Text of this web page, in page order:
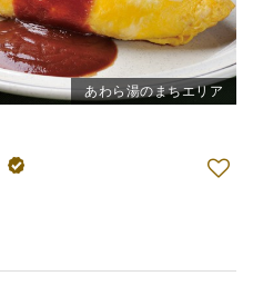
あわら湯のまちエリア